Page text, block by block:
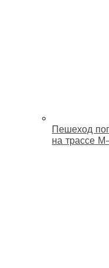
Пешеход
на трассе